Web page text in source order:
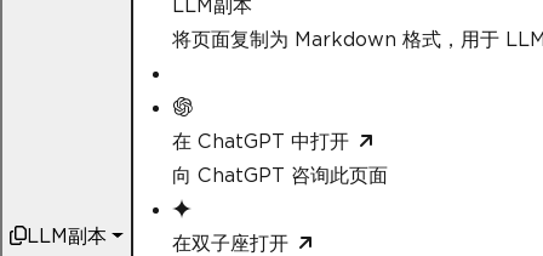
LLM副本
LLM副本
将页面复制为 Markdown 格式，用于
在 ChatGPT 中打开
向 ChatGPT 咨询此页面
在双子座打开